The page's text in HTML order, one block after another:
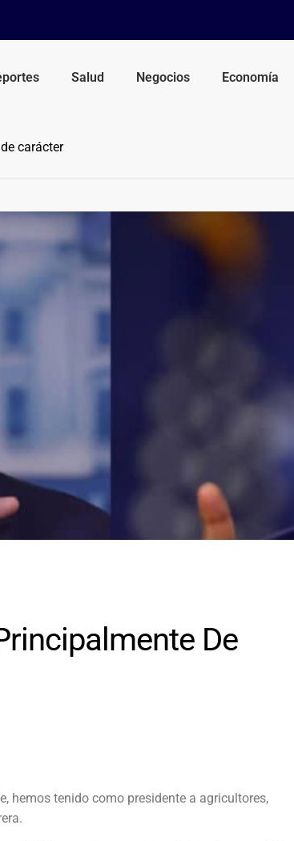
Salud Negocios Economía
carácter
De
hemos tenido como presidente a agricultores,